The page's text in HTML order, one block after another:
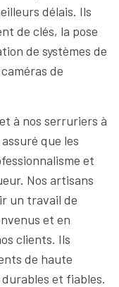
délais. Ils
de clés, la pose
de systèmes de
de
à nos serruriers à
que les
et
Nos artisans
un travail de
et en
clients. Ils
de haute
et fiables.